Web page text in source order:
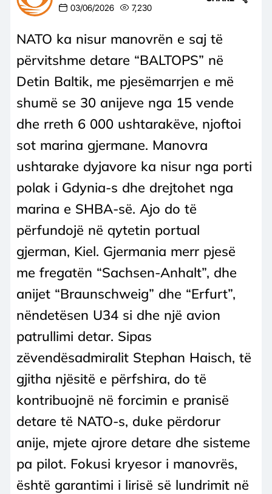
03/06/2026 7,230
NATO ka nisur manovrën e saj të
përvitshme detare “BALTOPS” në
Detin Baltik, me pjesëmarrjen e më
shumë se 30 anijeve nga 15 vende
dhe rreth 6 000 ushtarakëve, njoftoi
sot marina gjermane. Manovra
ushtarake dyjavore ka nisur nga porti
polak i Gdynia-s dhe drejtohet nga
marina e SHBA-së. Ajo do të
përfundojë në qytetin portual
gjerman, Kiel. Gjermania merr pjesë
me fregatën “Sachsen-Anhalt”, dhe
anijet “Braunschweig” dhe “Erfurt”,
nëndetësen U34 si dhe një avion
patrullimi detar. Sipas
zëvendësadmiralit Stephan Haisch, të
gjitha njësitë e përfshira, do të
kontribuojnë në forcimin e pranisë
detare të NATO-s, duke përdorur
anije, mjete ajrore detare dhe sisteme
pa pilot. Fokusi kryesor i manovrës,
është garantimi i lirisë së lundrimit në